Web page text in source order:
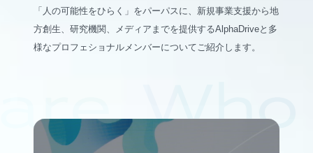
「人の可能性をひらく」をパーパスに、新規事業支援から地
方創生、研究機関、メディアまでを提供するAlphaDriveと多
様なプロフェショナルメンバーについてご紹介します。